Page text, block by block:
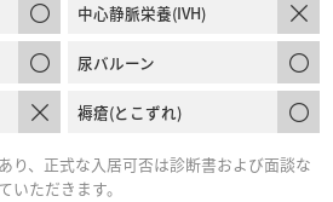
中心静脈栄養(IVH)
尿バルーン
褥瘡(とこずれ)
り、正式な入居可否は診断書および面談な
いただきます。